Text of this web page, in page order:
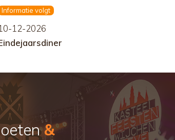
Informatie volgt
12-2026
&